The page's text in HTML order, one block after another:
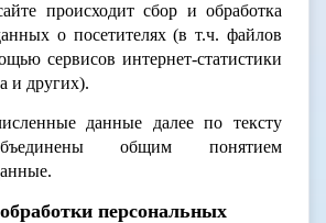
происходит сбор и обработка
о посетителях (в т.ч. файлов
сервисов интернет-статистики
и других).
данные далее по тексту
общим понятием
персональных